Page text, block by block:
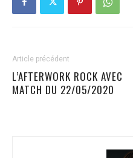
Article précédent
L’AFTERWORK ROCK AVEC
MATCH DU 22/05/2020